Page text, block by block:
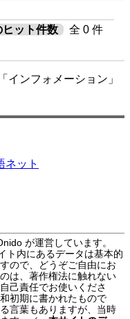
ヒット件数
全 0 件
インフォメーション」
ネット
が運営しています。
ト内にあるデータは基本的
ので、どうぞご自由にお
は、著作権法に触れない
己責任でお使いくださ
初期に書かれたもので
言葉もありますが、当時